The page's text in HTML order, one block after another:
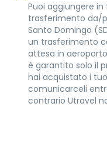
Puoi aggiungere
trasferimento da/
Santo Domingo
un trasferimento
attesa in
è garantito solo il
hai acquistato i
comunicarceli
contrario Utravel